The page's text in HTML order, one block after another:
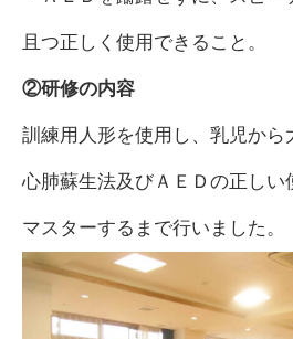
且つ正しく使用できること。
②研修の内容
訓練用人形を使用し、乳児から
心肺蘇生法及びＡＥＤの正しい
マスターするまで行いました。